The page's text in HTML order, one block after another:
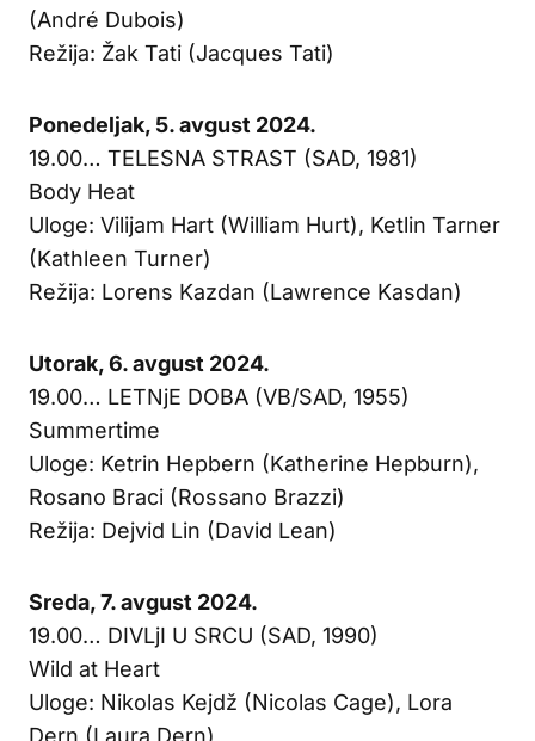
(André Dubois)
Režija: Žak Tati (Jacques Tati)
Ponedeljak, 5. avgust 2024.
19.00… TELESNA STRAST (SAD, 1981)
Body Heat
Uloge: Vilijam Hart (William Hurt), Ketlin Tarner
(Kathleen Turner)
Režija: Lorens Kazdan (Lawrence Kasdan)
Utorak, 6. avgust 2024.
19.00… LETNjE DOBA (VB/SAD, 1955)
Summertime
Uloge: Ketrin Hepbern (Katherine Hepburn),
Rosano Braci (Rossano Brazzi)
Režija: Dejvid Lin (David Lean)
Sreda, 7. avgust 2024.
19.00… DIVLjI U SRCU (SAD, 1990)
Wild at Heart
Uloge: Nikolas Kejdž (Nicolas Cage), Lora
Dern (Laura Dern)